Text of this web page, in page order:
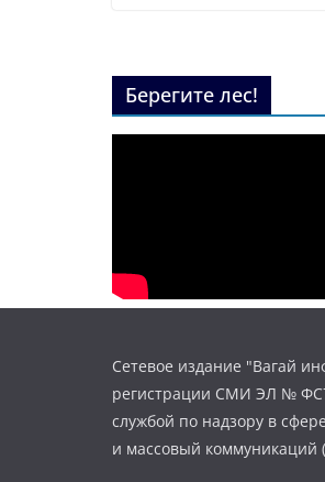
Берегите лес!
Сетевое издание "Вагай
регистрации СМИ ЭЛ №
службой по надзору в
и массовый коммуникаций